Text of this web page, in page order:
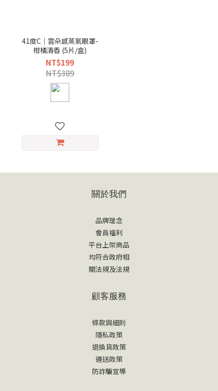
41度C｜雲朵感蒸氣眼罩-
柑橘清香 (5片/盒)
NT$199
NT$389
關於我們
品牌理念
會員福利
平台上架商品
均符合政府相
關法規及法規
顧客服務
條款與細則
隱私政策
退換貨政策
運送政策
防詐騙宣導